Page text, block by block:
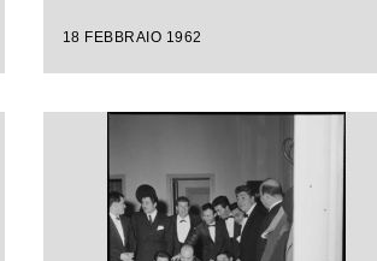
18 FEBBRAIO 1962